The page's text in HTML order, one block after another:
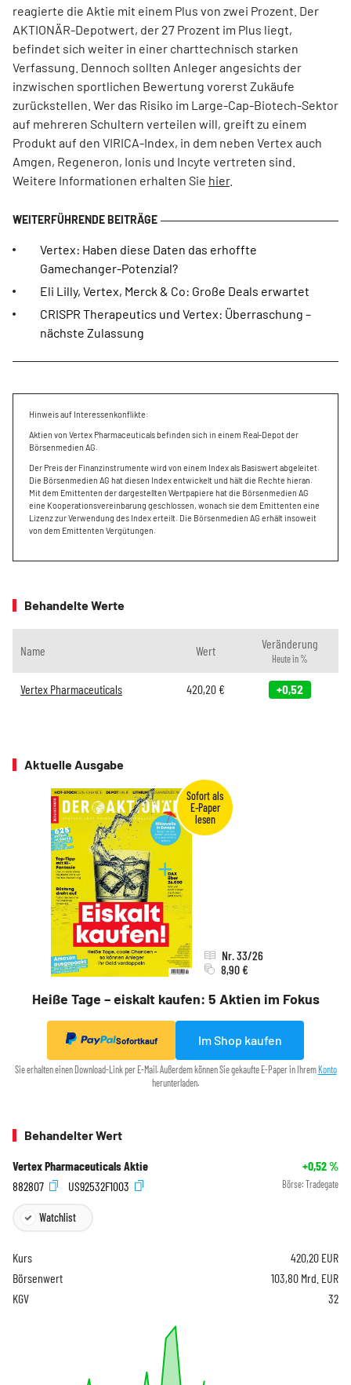
reagierte die Aktie mit einem Plus von zwei Prozent. Der
AKTIONÄR-Depotwert, der 27 Prozent im Plus liegt,
befindet sich weiter in einer charttechnisch starken
Verfassung. Dennoch sollten Anleger angesichts der
inzwischen sportlichen Bewertung vorerst Zukäufe
zurückstellen. Wer das Risiko im Large-Cap-Biotech-Sektor
auf mehreren Schultern verteilen will, greift zu einem
Produkt auf den VIRICA-Index, in dem neben Vertex auch
Amgen, Regeneron, Ionis und Incyte vertreten sind.
Weitere Informationen erhalten Sie hier.
Vertex: Haben diese Daten das erhoffte
Gamechanger-Potenzial?
Eli Lilly, Vertex, Merck & Co: Große Deals erwartet
CRISPR Therapeutics und Vertex: Überraschung –
nächste Zulassung
Hinweis auf Interessenkonflikte:
Aktien von Vertex Pharmaceuticals befinden sich in einem Real-Depot der
Börsenmedien AG.
Der Preis der Finanzinstrumente wird von einem Index als Basiswert abgeleitet.
Die Börsenmedien AG hat diesen Index entwickelt und hält die Rechte hieran.
Mit dem Emittenten der dargestellten Wertpapiere hat die Börsenmedien AG
eine Kooperationsvereinbarung geschlossen, wonach sie dem Emittenten eine
Lizenz zur Verwendung des Index erteilt. Die Börsenmedien AG erhält insoweit
von dem Emittenten Vergütungen.
Behandelte Werte
Name Wert Veränderung
Heute in %
Vertex Pharmaceuticals 420,20€ +0,52
Aktuelle Ausgabe
Heiße Tage – eiskalt kaufen: 5 Aktien im Fokus
Nr. 33/26
8,90 €
Sofortkauf Im Shop kaufen
Sie erhalten einen Download-Link per E-Mail. Außerdem können Sie gekaufte E-Paper in Ihrem Konto
herunterladen.
Behandelter Wert
Vertex Pharmaceuticals Aktie +0,52%
882807
US92532F1003 Börse: Tradegate
Watchlist
Kurs 420,20 EUR
Börsenwert
103,80 Mrd. EUR
KGV
32